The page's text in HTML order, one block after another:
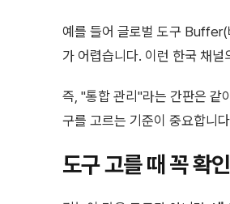
예를 들어 글로벌 도구 Buffer(
가 어렵습니다. 이런 한국 채널
즉, "통합 관리"라는 간판은 같
구를 고르는 기준이 중요합니
도구 고를 때 꼭 확